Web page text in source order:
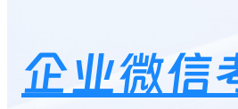
企业微信